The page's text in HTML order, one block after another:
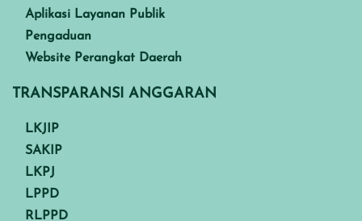
Aplikasi Layanan Publik
Pengaduan
Website Perangkat Daerah
TRANSPARANSI ANGGARAN
LKJIP
SAKIP
LKPJ
LPPD
RLPPD